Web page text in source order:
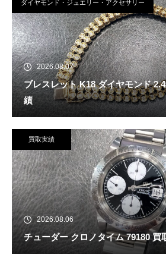
ダイヤモンド・ジュエリー・アクセサリー
2026.08.07
ブレスレット K18 ダイヤモンド
績
買取実績
2026.08.06
チューダー クロノタイム 79180 買